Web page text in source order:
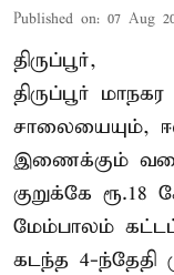
Published on: 07 Aug
திருப்பூர்,
திருப்பூர்
சாலையையும்,
இணைக்கும்
குறுக்கே ரூ.18
மேம்பாலம்
கடந்த 4-